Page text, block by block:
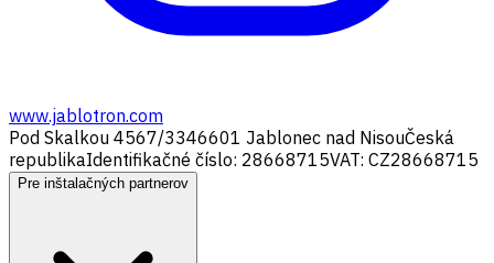
www.jablotron.com
Pod Skalkou 4567/3346601 Jablonec nad NisouČeská
republikaIdentifikačné číslo: 28668715VAT: CZ28668715
Pre inštalačných partnerov